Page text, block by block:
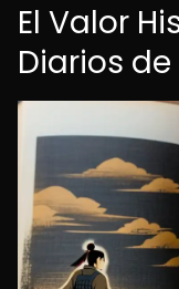
El Valor
Diarios